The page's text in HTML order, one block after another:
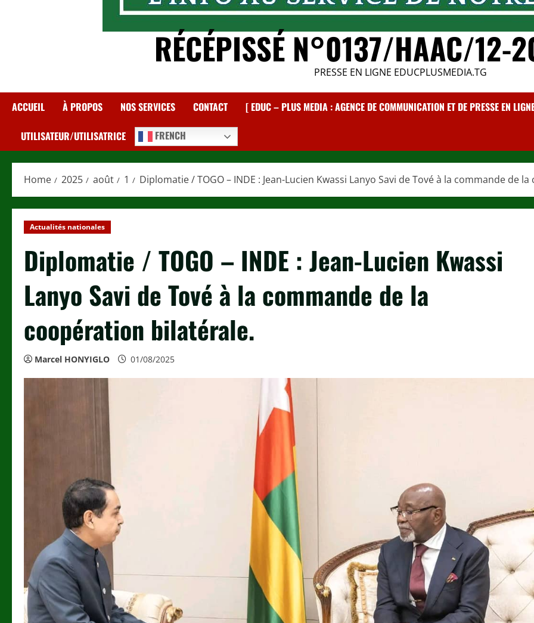
RÉCÉPISSÉ N°0137/HAAC/
PRESSE EN LIGNE EDUCPLUSMEDIA.TG
ACCUEIL À PROPOS NOS SERVICES CONTACT [ EDUC – PLUS MEDIA : AGENCE DE COMMUNICATION ET DE PRESSE EN
UTILISATEUR/UTILISATRICE FRENCH
Home 2025 août 1 Diplomatie / TOGO – INDE : Jean-Lucien Kwassi Lanyo Savi de Tové à la commande de
Actualités nationales
Diplomatie / TOGO – INDE : Jean-Lucien Kwassi
Lanyo Savi de Tové à la commande de la
coopération bilatérale.
Marcel HONYIGLO 01/08/2025